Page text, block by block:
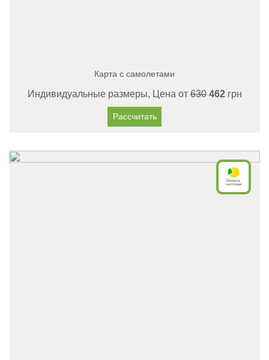
Карта с самолетами
Индивидуальные размеры, Цена от630 462грн
Рассчитать